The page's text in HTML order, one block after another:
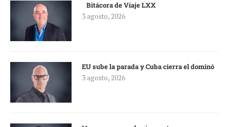
Bitácora de Viaje LXX
3 agosto, 2026
EU sube la parada y Cuba cierra el dominó
3 agosto, 2026